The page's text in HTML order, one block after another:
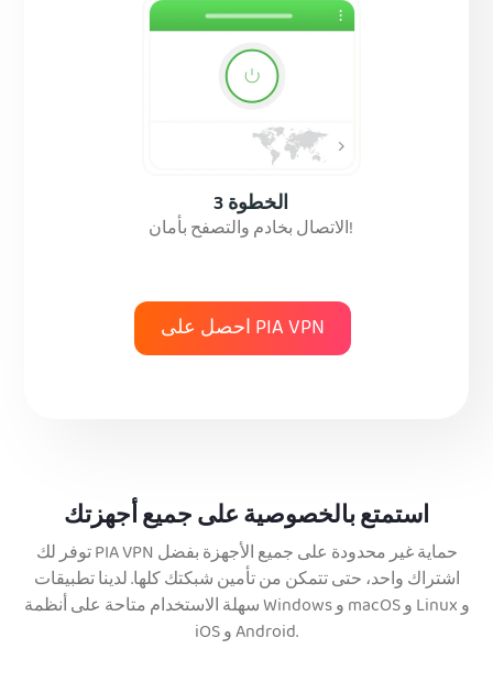
الخطوة 3
الاتصال بخادم والتصفح بأمان!
احصل على PIA VPN
استمتع بالخصوصية على جميع أجهزتك
توفر لك PIA VPN حماية غير محدودة على جميع الأجهزة بفضل
اشتراك واحد، حتى تتمكن من تأمين شبكتك كلها. لدينا تطبيقات
سهلة الاستخدام متاحة على أنظمة Windows و macOS و Linux و
iOS و Android.